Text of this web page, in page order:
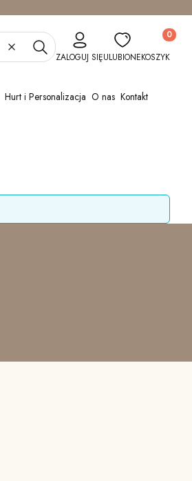
WyczyśćSzukajZALOGUJ SIĘULUBIONE
Produkty
KOSZYK
Hurt i Personalizacja O nas Kontakt